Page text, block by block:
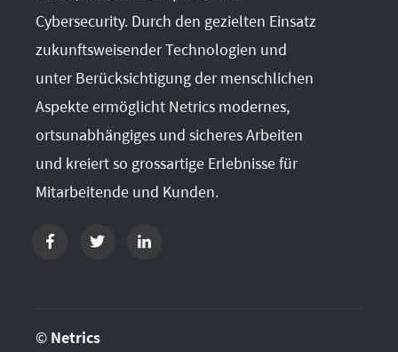
Cybersecurity. Durch den gezielten Einsatz
zukunftsweisender Technologien und
unter Berücksichtigung der menschlichen
Aspekte ermöglicht Netrics modernes,
ortsunabhängiges und sicheres Arbeiten
und kreiert so grossartige Erlebnisse für
Mitarbeitende und Kunden.
© Netrics